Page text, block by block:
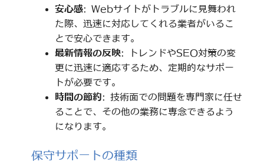
安心感: Webサイトがトラブルに見舞われ
た際、迅速に対応してくれる業者がいるこ
とで安心できます。
最新情報の反映: トレンドやSEO対策の変
更に迅速に適応するため、定期的なサポー
トが必要です。
時間の節約: 技術面での問題を専門家に任せ
ることで、その他の業務に専念できるよう
になります。
保守サポートの種類